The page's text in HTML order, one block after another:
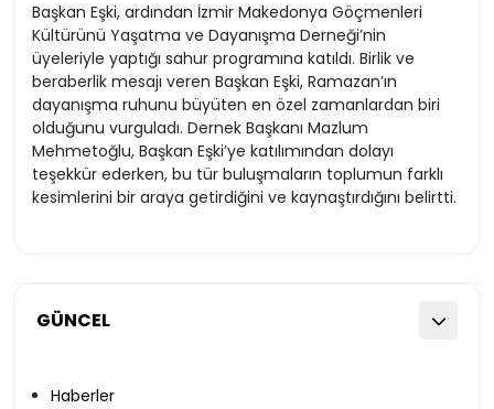
GÜNCEL
Haberler
Başkan Eşki, ardından İzmir Makedonya Göçmenleri
Kültürünü Yaşatma ve Dayanışma Derneği’nin
üyeleriyle yaptığı sahur programına katıldı. Birlik ve
beraberlik mesajı veren Başkan Eşki, Ramazan’ın
dayanışma ruhunu büyüten en özel zamanlardan biri
olduğunu vurguladı. Dernek Başkanı Mazlum
Mehmetoğlu, Başkan Eşki’ye katılımından dolayı
teşekkür ederken, bu tür buluşmaların toplumun farklı
kesimlerini bir araya getirdiğini ve kaynaştırdığını belirtti.